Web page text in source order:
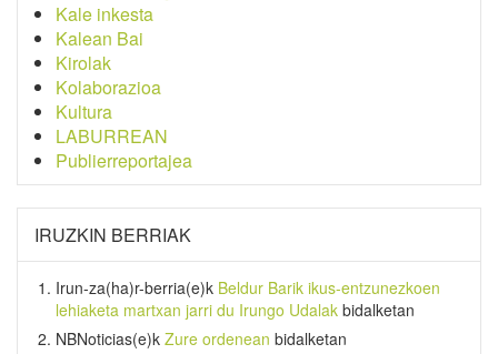
Kale inkesta
Kalean Bai
Kirolak
Kolaborazioa
Kultura
LABURREAN
Publierreportajea
IRUZKIN BERRIAK
Irun-za(ha)r-berria(e)k Beldur Barik ikus-entzunezkoen
lehiaketa martxan jarri du Irungo Udalak bidalketan
NBNoticias(e)k Zure ordenean bidalketan